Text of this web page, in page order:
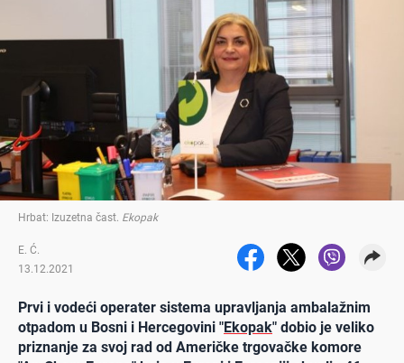
Hrbat: Izuzetna čast. Ekopak
E. Ć.
13.12.2021
Prvi i vodeći operater sistema upravljanja ambalažnim
otpadom u Bosni i Hercegovini "Ekopak" dobio je veliko
priznanje za svoj rad od Američke trgovačke komore